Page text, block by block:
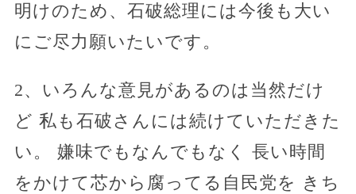
明けのため、石破総理には今後も大い
にご尽力願いたいです。
2、いろんな意見があるのは当然だけ
ど 私も石破さんには続けていただきた
い。 嫌味でもなんでもなく 長い時間
をかけて芯から腐ってる自民党を きち